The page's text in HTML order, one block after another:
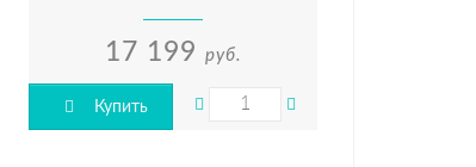
17 199 руб.
Купить